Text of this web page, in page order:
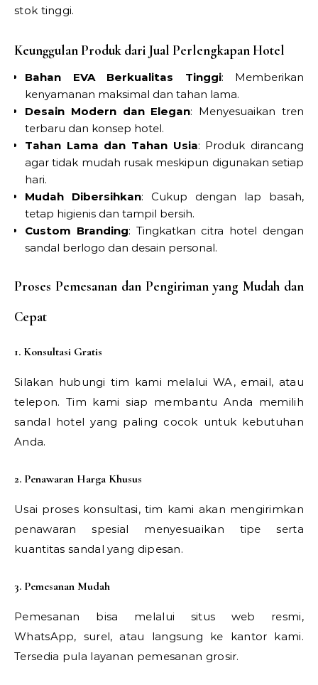
stok tinggi.
Keunggulan Produk dari Jual Perlengkapan Hotel
Bahan EVA Berkualitas Tinggi: Memberikan
kenyamanan maksimal dan tahan lama.
Desain Modern dan Elegan: Menyesuaikan tren
terbaru dan konsep hotel.
Tahan Lama dan Tahan Usia: Produk dirancang
agar tidak mudah rusak meskipun digunakan setiap
hari.
Mudah Dibersihkan: Cukup dengan lap basah,
tetap higienis dan tampil bersih.
Custom Branding: Tingkatkan citra hotel dengan
sandal berlogo dan desain personal.
Proses Pemesanan dan Pengiriman yang Mudah dan
Cepat
1. Konsultasi Gratis
Silakan hubungi tim kami melalui WA, email, atau
telepon. Tim kami siap membantu Anda memilih
sandal hotel yang paling cocok untuk kebutuhan
Anda.
2. Penawaran Harga Khusus
Usai proses konsultasi, tim kami akan mengirimkan
penawaran spesial menyesuaikan tipe serta
kuantitas sandal yang dipesan.
3. Pemesanan Mudah
Pemesanan bisa melalui situs web resmi,
WhatsApp, surel, atau langsung ke kantor kami.
Tersedia pula layanan pemesanan grosir.